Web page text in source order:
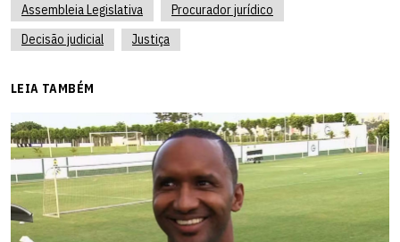
Assembleia Legislativa
Procurador jurídico
Decisão judicial
Justiça
LEIA TAMBÉM